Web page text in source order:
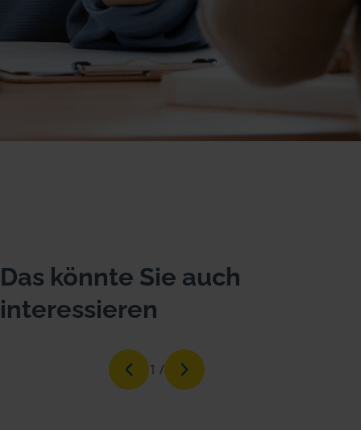
Das könnte Sie auch
interessieren
1 /